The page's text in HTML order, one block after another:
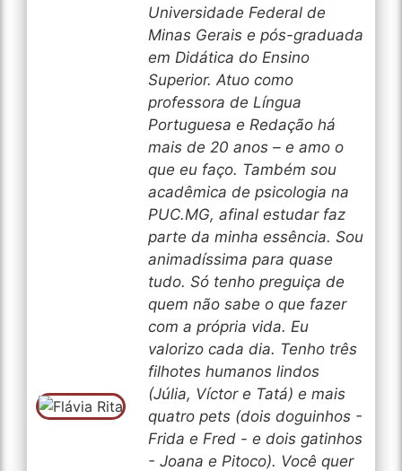
Universidade Federal de
Minas Gerais e pós-graduada
em Didática do Ensino
Superior. Atuo como
professora de Língua
Portuguesa e Redação há
mais de 20 anos – e amo o
que eu faço. Também sou
acadêmica de psicologia na
PUC.MG, afinal estudar faz
parte da minha essência. Sou
animadíssima para quase
tudo. Só tenho preguiça de
quem não sabe o que fazer
com a própria vida. Eu
valorizo cada dia. Tenho três
filhotes humanos lindos
(Júlia, Víctor e Tatá) e mais
quatro pets (dois doguinhos -
Frida e Fred - e dois gatinhos
- Joana e Pitoco). Você quer